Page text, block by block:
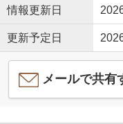
情報更新日
更新予定日
メールで共有